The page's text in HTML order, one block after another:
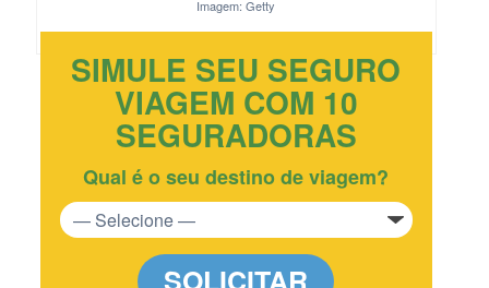
Imagem: Getty
SIMULE SEU SEGURO
VIAGEM COM 10
SEGURADORAS
Qual é o seu destino de viagem?